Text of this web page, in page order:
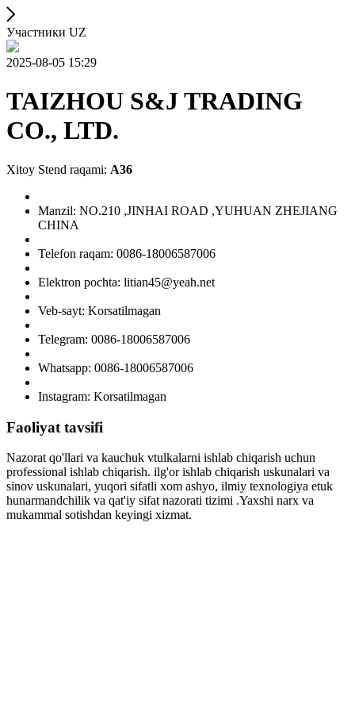
Участники UZ
2025-08-05 15:29
TAIZHOU S&J TRADING
CO., LTD.
Xitoy Stend raqami: A36
Manzil: NO.210 ,JINHAI ROAD ,YUHUAN ZHEJIANG
CHINA
Telefon raqam: 0086-18006587006
Elektron pochta: litian45@yeah.net
Veb-sayt: Korsatilmagan
Telegram: 0086-18006587006
Whatsapp: 0086-18006587006
Instagram: Korsatilmagan
Faoliyat tavsifi
Nazorat qo'llari va kauchuk vtulkalarni ishlab chiqarish uchun
professional ishlab chiqarish. ilg'or ishlab chiqarish uskunalari va
sinov uskunalari, yuqori sifatli xom ashyo, ilmiy texnologiya etuk
hunarmandchilik va qat'iy sifat nazorati tizimi .Yaxshi narx va
mukammal sotishdan keyingi xizmat.